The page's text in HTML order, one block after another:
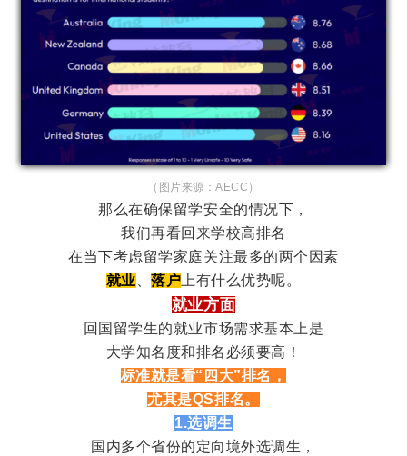
（图片来源：AECC）
那么在确保留学安全的情况下，
我们再看回来学校高排名
在当下考虑留学家庭关注最多的两个因素
就业 、落户 上有什么优势呢。
就业方面
回国留学生的就业市场需求基本上是
大学知名度和排名必须要高！
标准就是看“四大”排名，
尤其是QS排名。
1.选调生
国内多个省份的定向境外选调生，